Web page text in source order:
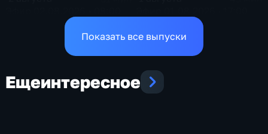
Показать все выпуски
Ещеинтересное